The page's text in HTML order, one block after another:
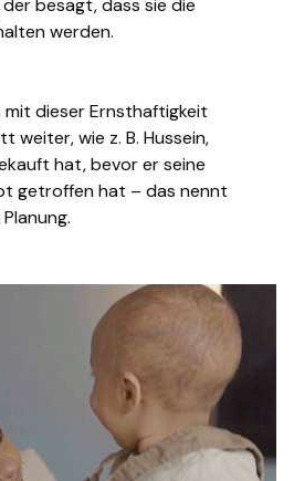
besagt, dass sie die
werden.
mit dieser Ernsthaftigkeit
weiter, wie z. B. Hussein,
hat, bevor er seine
getroffen hat – das nennt